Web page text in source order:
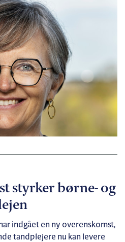
styrker børne- og
indgået en ny overenskomst,
tandplejere nu kan levere